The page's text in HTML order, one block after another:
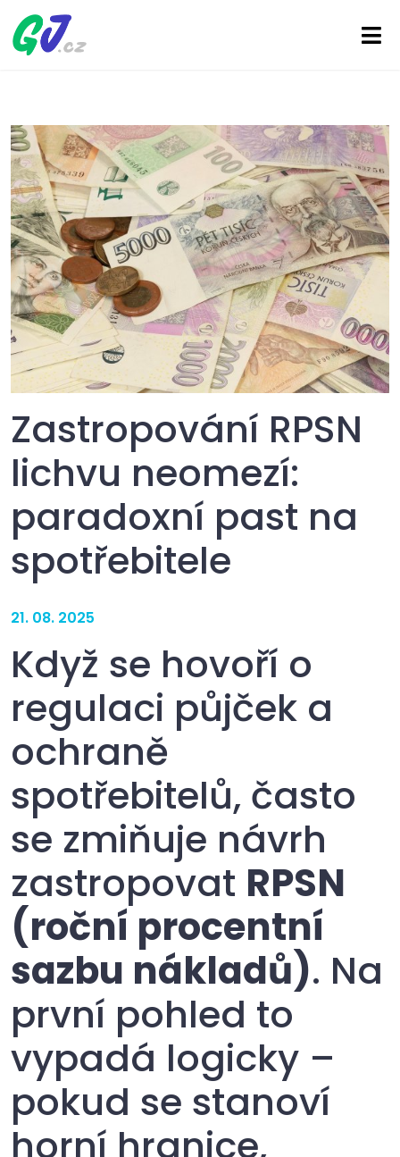
Zastropování RPSN
lichvu neomezí:
paradoxní past na
spotřebitele
21. 08. 2025
Když se hovoří o
regulaci půjček a
ochraně
spotřebitelů, často
se zmiňuje návrh
zastropovat RPSN
(roční procentní
sazbu nákladů). Na
první pohled to
vypadá logicky –
pokud se stanoví
horní hranice,